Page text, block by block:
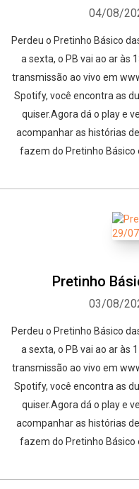
04/08/
Perdeu o Pretinho Básico
a sexta, o PB vai ao ar às
transmissão ao vivo em
Spotify, você encontra as
quiser.Agora dá o play e
acompanhar as histórias
fazem do Pretinho Básico
Pretinho
03/08/
Perdeu o Pretinho Básico
a sexta, o PB vai ao ar às
transmissão ao vivo em
Spotify, você encontra as
quiser.Agora dá o play e
acompanhar as histórias
fazem do Pretinho Básico